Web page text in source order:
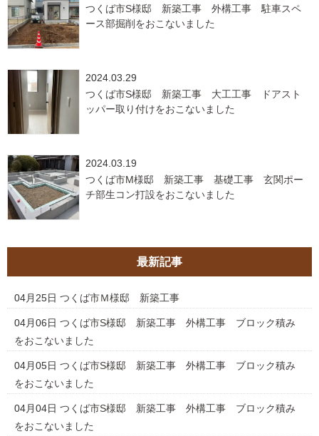
つくば市S様邸 新築工事 外構工事 駐車スペ
ース部掘削をおこないました
2024.03.29
つくば市S様邸 新築工事 大工工事 ドアスト
ッパー取り付けをおこないました
2024.03.19
つくば市M様邸 新築工事 基礎工事 玄関ポー
チ部生コン打設をおこないました
最新記事
04月25日 つくば市Ｍ様邸 新築工事
04月06日 つくば市S様邸 新築工事 外構工事 ブロック積み
をおこないました
04月05日 つくば市S様邸 新築工事 外構工事 ブロック積み
をおこないました
04月04日 つくば市S様邸 新築工事 外構工事 ブロック積み
をおこないました